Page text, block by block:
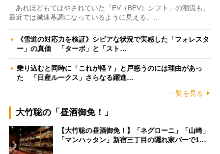
あれほどもてはやされていた「EV（BEV）シフト」の潮流も、
最近では減速基調になっているように見える。…
《雪道の対応力を検証》シビアな状況で実感した「フォレスタ
ー」の真価 「ターボ」と「スト…
乗り込むと同時に「これが軽？」と戸惑うのには理由があっ
た 「日産ルークス」さらなる躍進…
一覧を見る
大竹聡の「昼酒御免！」
【大竹聡の昼酒御免！】「ネグローニ」「山崎」
「マンハッタン」新宿三丁目の隠れ家バーで1…